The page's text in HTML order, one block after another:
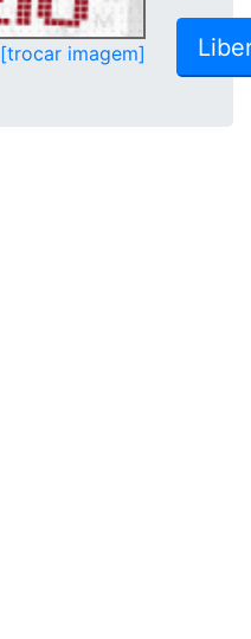
[trocar imagem]